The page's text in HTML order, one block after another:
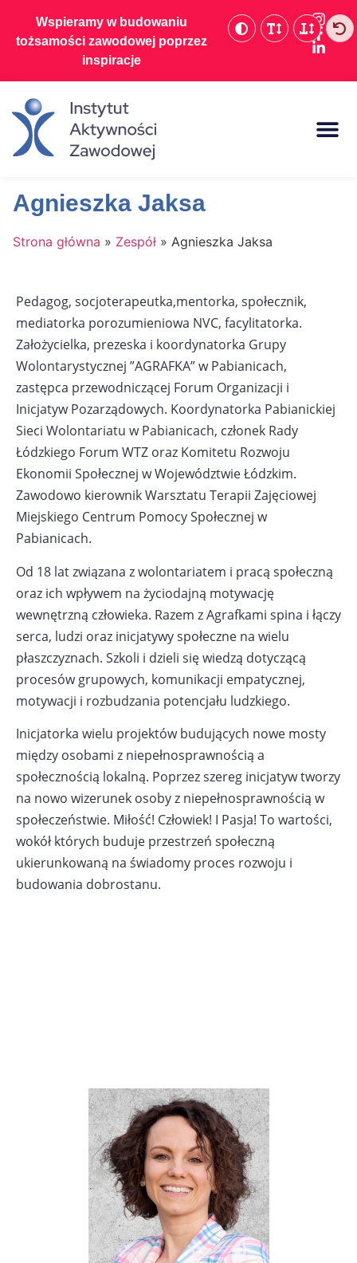
Wspieramy w budowaniu
tożsamości zawodowej poprzez
inspiracje
Agnieszka Jaksa
Strona główna » Zespół » Agnieszka Jaksa
Pedagog, socjoterapeutka,mentorka, społecznik,
mediatorka porozumieniowa NVC, facylitatorka.
Założycielka, prezeska i koordynatorka Grupy
Wolontarystycznej ”AGRAFKA” w Pabianicach,
zastępca przewodniczącej Forum Organizacji i
Inicjatyw Pozarządowych. Koordynatorka Pabianickiej
Sieci Wolontariatu w Pabianicach, członek Rady
Łódzkiego Forum WTZ oraz Komitetu Rozwoju
Ekonomii Społecznej w Województwie Łódzkim.
Zawodowo kierownik Warsztatu Terapii Zajęciowej
Miejskiego Centrum Pomocy Społecznej w
Pabianicach.
Od 18 lat związana z wolontariatem i pracą społeczną
oraz ich wpływem na życiodajną motywację
wewnętrzną człowieka. Razem z Agrafkami spina i łączy
serca, ludzi oraz inicjatywy społeczne na wielu
płaszczyznach. Szkoli i dzieli się wiedzą dotyczącą
procesów grupowych, komunikacji empatycznej,
motywacji i rozbudzania potencjału ludzkiego.
Inicjatorka wielu projektów budujących nowe mosty
między osobami z niepełnosprawnością a
społecznością lokalną. Poprzez szereg inicjatyw tworzy
na nowo wizerunek osoby z niepełnosprawnością w
społeczeństwie. Miłość! Człowiek! I Pasja! To wartości,
wokół których buduje przestrzeń społeczną
ukierunkowaną na świadomy proces rozwoju i
budowania dobrostanu.